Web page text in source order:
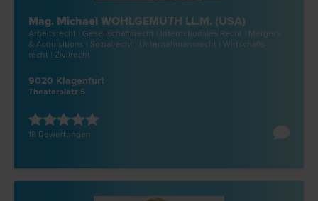
Mag. Michael WOHLGEMUTH LL.M. (USA)
Arbeits­recht | Gesellschafts­recht | Internationales Recht | Mergers
& Acquisitions | Sozial­recht | Unternehmens­recht | Wirtschafts­
recht | Zivil­recht
9020 Klagenfurt
Theaterplatz 5
18 Bewertungen